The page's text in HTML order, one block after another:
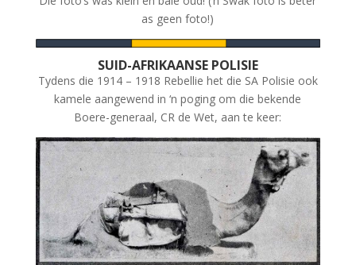
as geen foto!)
SUID-AFRIKAANSE POLISIE
Tydens die 1914 – 1918 Rebellie het die SA Polisie ook
kamele aangewend in ‘n poging om die bekende
Boere-generaal, CR de Wet, aan te keer: